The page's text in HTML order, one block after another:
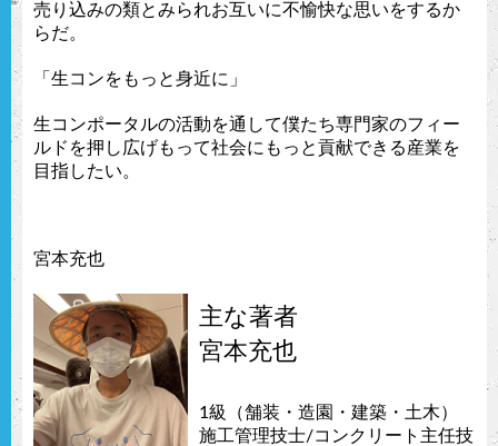
売り込みの類とみられお互いに不愉快な思いをするか
らだ。
「生コンをもっと身近に」
生コンポータルの活動を通して僕たち専門家のフィー
ルドを押し広げもって社会にもっと貢献できる産業を
目指したい。
宮本充也
主な著者
宮本充也
1級（舗装・造園・建築・土木）
施工管理技士/コンクリート主任技